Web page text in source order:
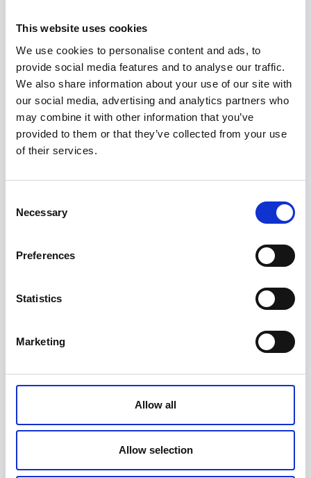
This website uses cookies
We use cookies to personalise content and ads, to
provide social media features and to analyse our traffic.
We also share information about your use of our site with
our social media, advertising and analytics partners who
may combine it with other information that you’ve
provided to them or that they’ve collected from your use
of their services.
Selection
Necessary
Preferences
Statistics
Marketing
Allow all
Allow selection
StahlKaiser